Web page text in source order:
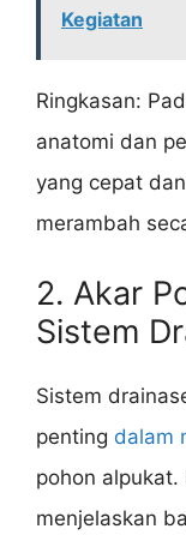
Kegiatan
Ringkasan:
anatomi dan
yang cepat
merambah
2. Akar
Sistem
Sistem
penting dalam
pohon alpukat.
menjelaskan